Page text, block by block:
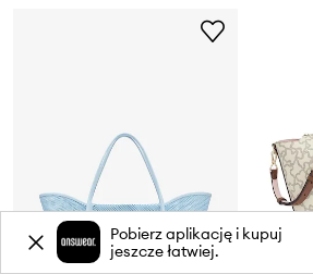
Pobierz aplikację i kupuj
jeszcze łatwiej.